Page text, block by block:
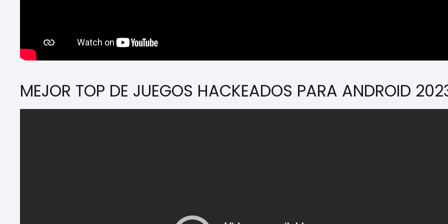
MEJOR TOP DE JUEGOS HACKEADOS PARA ANDROID